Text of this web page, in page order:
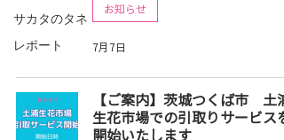
サカタのタネ
レポート
お知らせ
7月7日
【ご案内】茨城つくば市 土浦
生花市場での引取りサービスを
開始いたします